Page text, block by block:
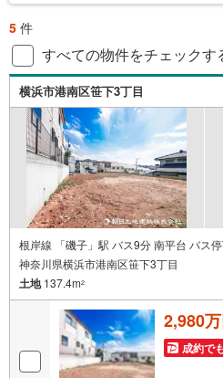
5 件
すべての物件をチェックす
横浜市港南区笹下3丁目
根岸線 「磯子」駅 バス9分 南平台 バス
神奈川県横浜市港南区笹下3丁目
土地137.4m2
2,980
成約で